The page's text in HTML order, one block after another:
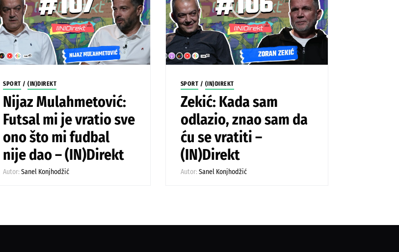
SPORT /(IN)DIREKT
Nijaz Mulahmetović:
Futsal mi je vratio sve
ono što mi fudbal
nije dao – (IN)Direkt
Autor:Sanel Konjhodžić
SPORT / (IN)DIREKT
Zekić: Kada sam
odlazio, znao sam da
ću se vratiti –
(IN)Direkt
Autor: Sanel Konjhodžić